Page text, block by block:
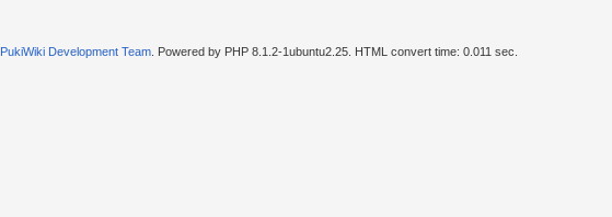
PukiWiki Development Team. Powered by PHP 8.1.2-1ubuntu2.25. HTML convert time: 0.011 sec.